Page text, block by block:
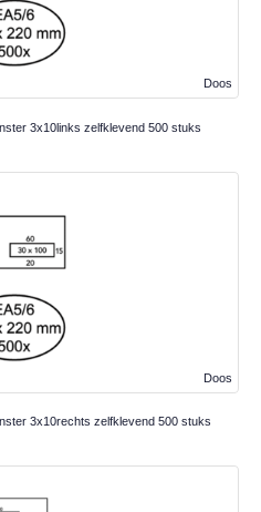
Doos
3x10links zelfklevend 500 stuks
Doos
3x10rechts zelfklevend 500 stuks